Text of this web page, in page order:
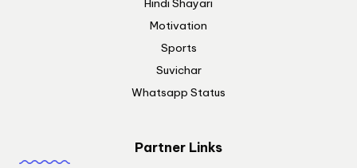
Hindi Shayari
Motivation
Sports
Suvichar
Whatsapp Status
Partner Links